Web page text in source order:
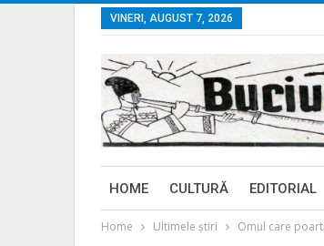
VINERI, AUGUST 7, 2026
HOME CULTURĂ EDITORIAL
Home Ultimele ştiri Omul care